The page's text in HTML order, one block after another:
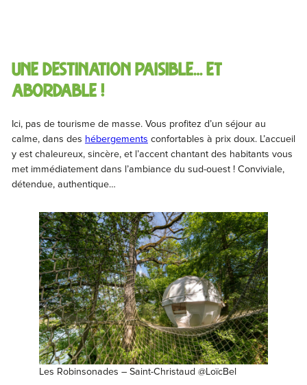
Une destination paisible… Et
abordable !
Ici, pas de tourisme de masse. Vous profitez d’un séjour au
calme, dans des hébergements confortables à prix doux. L’accueil
y est chaleureux, sincère, et l’accent chantant des habitants vous
met immédiatement dans l’ambiance du sud-ouest ! Conviviale,
détendue, authentique…
Les Robinsonades – Saint-Christaud @LoïcBel